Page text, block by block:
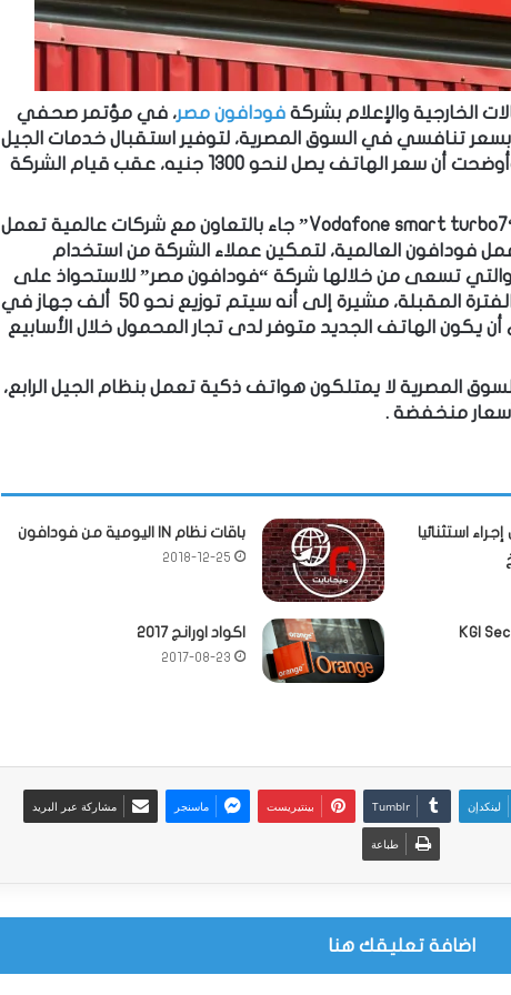
والإعلام بشركة فودافون مصر، في مؤتمر صحفي
بسعر تنافسي في السوق المصرية، لتوفير استقبال خدمات الجيل
الرابع للهواتف المحمولة لعملائها، وأوضحت أن سعر الهاتف يصل لنحو 1300 جنيه، عقب قيام الشركة
وأضافت نهى سعد، إن إطلاق هاتف “Vodafone smart turbo7” جاء بالتعاون مع شركات عالمية تعمل
فودافون العالمية، لتمكين عملاء الشركة من استخدام
والتي تسعى من خلالها شركة “فودافون مصر” للاستحواذ على
نسبة من سوق الهواتف الذكية خلال الفترة المقبلة، مشيرة إلى أنه سيتم توزيع نحو 50 ألف جهاز في
أن يكون الهاتف الجديد متوفر لدى تجار المحمول خلال الأسابيع
المصرية لا يمتلكون هواتف ذكية تعمل بنظام الجيل الرابع،
منخفضة .
استثنائيا
باقات نظام IN اليومية من فودافون
2018-12-25
اكواد اورانج 2017
2017-08-23
لينكدإن ‏Tumblr بينتيريست ماسنجر مشاركة عبر البريد
طباعة
اضافة تعليقك هنا